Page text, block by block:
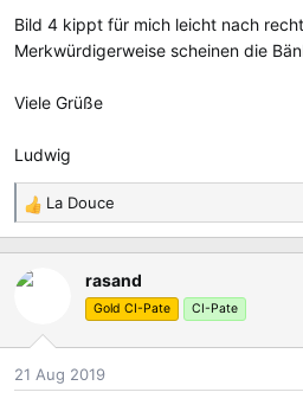
Bild 4 kippt für mich leicht nach
Merkwürdigerweise scheinen die
Viele Grüße
Ludwig
R
e
a
k
o
n
La Douce
rasand
Gold CI-Pate CI-Pate
21 Aug 2019